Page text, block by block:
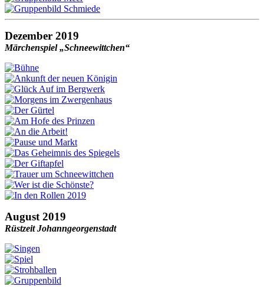
Dezember 2019
Märchenspiel „Schneewittchen“
August 2019
Rüstzeit Johanngeorgenstadt